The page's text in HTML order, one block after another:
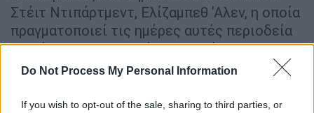
Do Not Process My Personal Information
If you wish to opt-out of the sale, sharing to third parties, or
Στέιτ Ντιπάρτμεντ, Ελίζαμπεθ 'Αλεν, η οποία
πραγματοποιεί τις ημέρες αυτές περιοδεία
σε χώρες των Δυτικών Βαλκανίων.
«Ενθαρρύνουμε την νέα κυβέρνηση
να τηρεί τις διεθνείς συμφωνίες»